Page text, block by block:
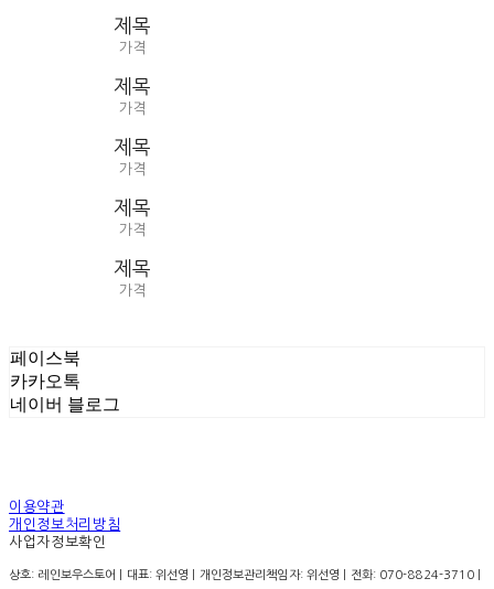
제목
가격
제목
가격
제목
가격
제목
가격
제목
가격
페이스북
카카오톡
네이버 블로그
이용약관
개인정보처리방침
사업자정보확인
상호: 레인보우스토어 | 대표: 위선영 | 개인정보관리책임자: 위선영 | 전화: 070-8824-3710 |